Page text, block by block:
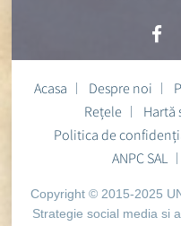
Acasa Despre noi
Rețele
Hartă
Politica de
ANPC SAL
Copyright © 2015-2025
Strategie social media si